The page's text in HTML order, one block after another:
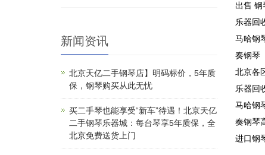
出售 钢
乐器回
马哈钢
奏钢琴
北京各
乐器回
马哈钢
奏钢琴
进口钢
新闻资讯
北京天亿二手钢琴店】明码标价，5年质
保，钢琴购买从此无忧
买二手琴也能享受“新车”待遇！北京天亿
二手钢琴乐器城：每台琴享5年质保，全
北京免费送货上门